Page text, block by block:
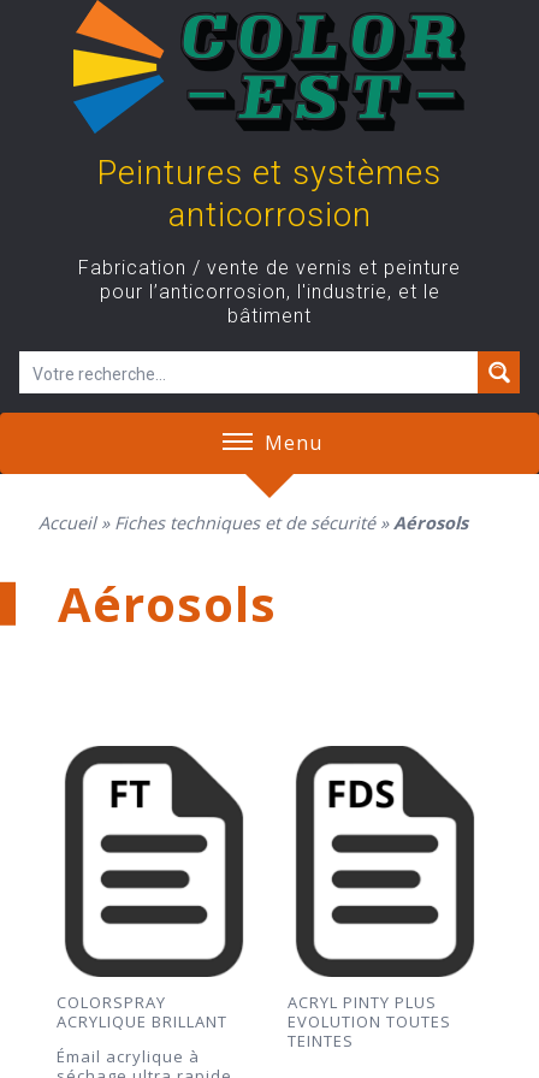
content
Peintures et systèmes
anticorrosion
Fabrication / vente de vernis et peinture
pour l’anticorrosion, l'industrie, et le
bâtiment
Menu
Accueil» Fiches techniques et de sécurité» Aérosols
Aérosols
COLORSPRAY
ACRYLIQUE BRILLANT
Émail acrylique à
ACRYL PINTY PLUS
EVOLUTION TOUTES
TEINTES